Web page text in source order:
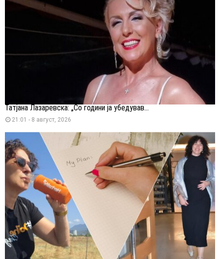
Татјана Лазаревска: „Со години ја убедував...
21:01 - 8 август, 2026